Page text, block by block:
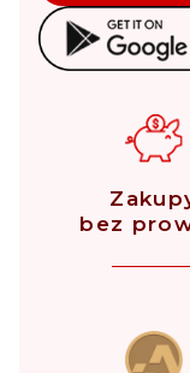
bez